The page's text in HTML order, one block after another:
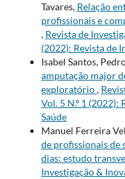
Tavares, Relação
profissionais e
, Revista de
(2022): Revista de
Isabel Santos,
amputação major
exploratório,
Vol. 5 N.º 1 (2022):
Saúde
Manuel Ferreira
de profissionais de
dias: estudo
Investigação &